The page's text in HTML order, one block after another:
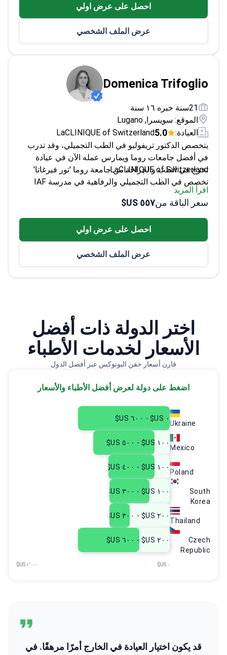
اختر الدولة ذات أفضل
الأسعار لخدمات الأطباء
قارن أسعار حقن البوتوكس عبر أفضل الدول
اضغط على دولة لعرض أفضل الأطباء والأسعار
Ukraine
Mexico
Poland
South
Korea
Thailand
Czech
Republic
٠ US$ - ٦٠٠ US$
١٠٠ US$ - ٥٠٠ US$
١٠٠ US$ - ٤٠٠ US$
١٠٠ US$ - ٣٠٠ US$
٢٠٠ US$ - ٣٠٠ US$
٢٠٠ US$ - ٦٠٠ US$
٠ US$ ١٬٠٠٠ US$
احصل على عرض اولي
عرض الملف الشخصي
Domenica Trifoglio
21سنة خبره ١٦ سنة
الموقع: سويسرا, Lugano
العيادة:
5.0
LaCLINIQUE of Switzerland
يتخصص الدكتور تريفوليو في الطب التجميلي، وقد تدرب
في أفضل جامعات روما ويمارس عمله الآن في عيادة
LaCLINIQUE of Switzerland.
تخرج في الطب والجراحة من جامعة روما 'تور فيرغاتا'
تخصص في الطب التجميلي والرفاهية في مدرسة IAF
في روما
يتابع حالياً تخصصاً إضافياً في الطب الطبيعي وإعادة
التأهيل
يمارس عمله في هيئة المستشفى الكانتوني في فايدو
وعيادة LaCLINIQUE of Switzerland
اقرأ المزيد
سعر الباقة من٥٥٧ US$
احصل على عرض اولي
عرض الملف الشخصي
قد يكون اختيار العيادة في الخارج أمرًا مرهقًا. في